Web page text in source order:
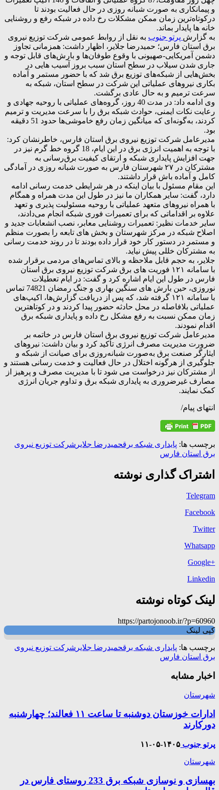
و پیمانکاری به صورت شبانه روزی در حال فعالیت بودند تا
درکوتاه‌ترین زمان ممکن مشکلات رخ داده در شبکه رفع و روشنایی
خانه ها پایدار بماند.
به گزارش پرتو جنوب به نقل از روابط عمومی شرکت توزیع نیروی
برق استان فارس؛ حمیدرضا جلایر، اظهار داشت: همزمانی تجاوز
دشمن آمریکایی-صهیونی با وقوع طوفان‌ها و بارش‌های قابل توجه و
جاری شدن سیلاب در سطح استان سبب بروز آسیب هایی در
بخش‌هایی از شبکه‌های توزیع برق شد که با حضور مستمر و آماده
بکاری نیروهای عملیاتی این شرکت در سطح استان، شبکه به
سرعت ترمیم و به حال عادی برگشت.
وی ادامه داد: در مدت 40 روز، گروه‌های عملیاتی با روحیه جهادی و
رعایت نکات ایمنی، حوادث شبکه برق را با سرعت مدیریت و ترمیم
کردند، به‌گونه‌ای که میانگین زمان رفع خاموشی‌ها حدود 51 دقیقه
بود.
مدیرعامل شرکت توزیع نیروی برق استان فارس، خاطرنشان کرد:
با توجه به اهمیت انرژی برق در این ایام، 18 گروه خط گرم نیز در
جهت افزایش پایداری شبکه و ارتقای کیفیت برق‌رسانی به
مشترکان در ۲۷ شهرستان فارس به صورت شبانه روزی در آمادگی
کامل و آماده باش قرار داشتند.
این مقام مسئول با بیان اینکه در هر شرایطی خدمت رسانی ادامه
دارد، گفت: سایر همکاران ما نیز در طول این مدت همراه و همگام
با همراه نیروهای‌ متعهد عملیاتی با روحیه مسئولیت پذیری و تعهد
علاوه بر اقداماتی که برای تعمیرات فوری شبکه انجام می‌دادند،
سایر خدمات نظیر: تعمیرات روشنایی معابر، نصب انشعابات جدید و
اصلاح شبکه در مرکز شهرستان و بخش های تابعه را بصورت منظم
و مستمر در دستور کار خود قرار داده بودند تا در روند خدمت رسانی
به مشترکان خللی پیش نیاید.
جلایر، به حجم قابل ملاحظه و بالای تماس‌های مردمی برقرار شده
با سامانه ۱۲۱ فوریت های برق شرکت توزیع نیروی برق استان
فارس در طول این ایام اشاره کرد و گفت: در ایام تعطیلات
نوروزی، حین بارش های سنگین بهاری و جنگ رمضان 74821 تماس
با سامانه ۱۲۱ گرفته شد، که پس از دریافت گزارش‌ها، اکیپ‌های
عملیاتی بلافاصله در محل حادثه حضور پیدا کردند و در کوتاهترین
زمان ممکن نسبت به رفع مشکل رخ داده و پایداری شبکه برق
اقدام نمودند.
مدیرعامل شرکت توزیع نیروی برق استان فارس در خاتمه بر
ضرورت مدیریت مصرف انرژی تأکید کرد و بیان داشت: نیروهای‌
ایثارگر صنعت برق به‌صورت شبانه‌روزی برای صیانت از شبکه و
جلوگیری از هرگونه اختلال در حال فعالیت‌ و خدمت رسانی هستند و
از مشترکان نیز درخواست می شود تا با مدیریت مصرف و پرهیز از
مصارف غیرضروری به پایداری شبکه برق و تداوم جریان انرژی
کمک نمایند.
انتهای پیام/
برچسب ها: پایداری شبکه برقحمیدرضا جلایر شرکت توزیع نیروی
برق استان فارس
اشتراک گذاری نوشته
Telegram
Facebook
Twitter
Whatsapp
+Google
Linkedin
لینک کوتاه نوشته
https://partojonoob.ir/?p=60960
کپی لینک
برچسب ها: پایداری شبکه برقحمیدرضا جلایر شرکت توزیع نیروی
برق استان فارس
اخبار مشابه
شهرستان
ادارات خوزستان دوشنبه تا ساعت ۱۱ فعالند؛ چهارشنبه
دورکارند
پرتو جنوب ۱۴۰۵-۰۵-۱۱
شهرستان
بهسازی و نوسازی شبکه برق 233 روستای فارس در